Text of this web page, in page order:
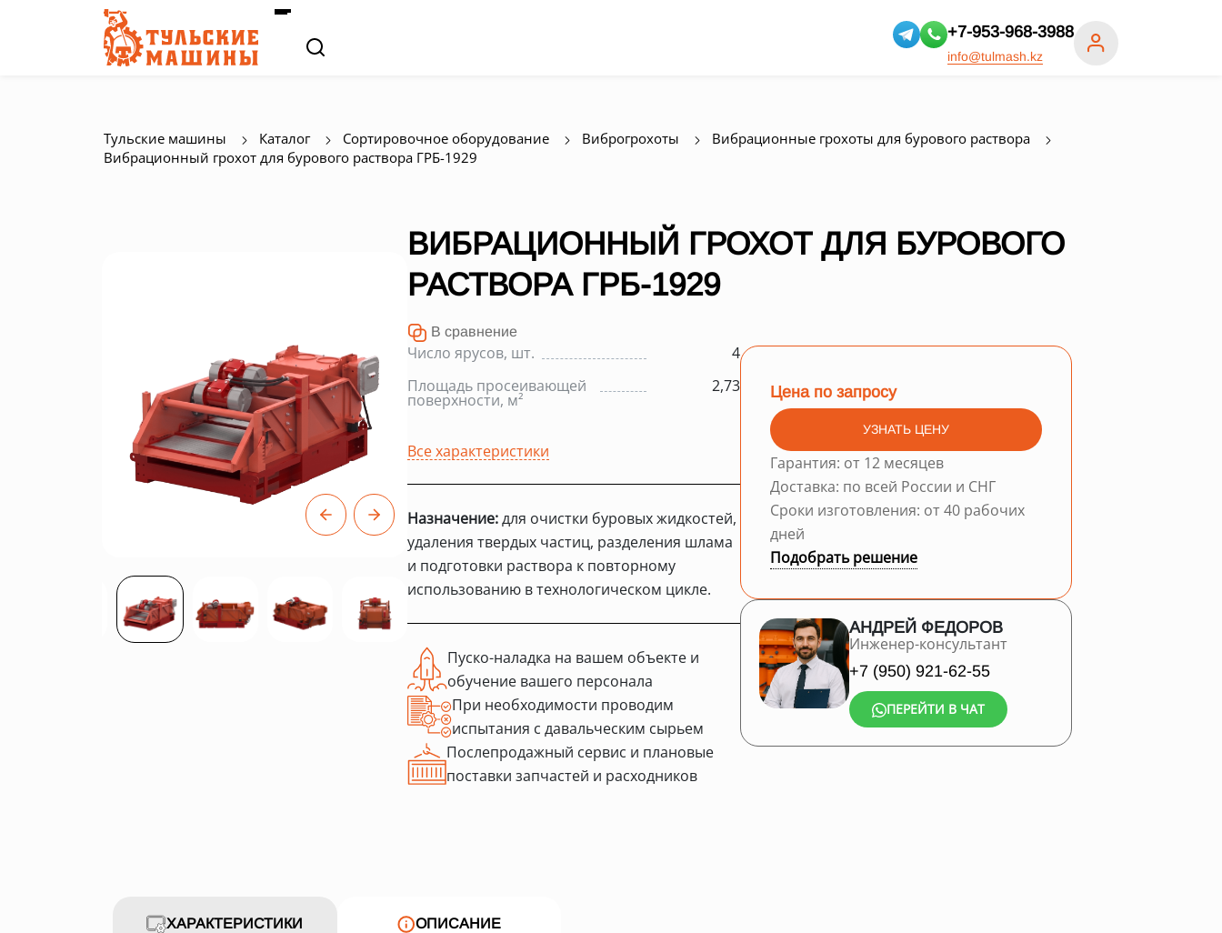
+7-953-968-3988
info@tulmash.kz
Тульские машины Каталог Сортировочное оборудование Виброгрохоты
Вибрационные грохоты для бурового раствора
Вибрационный грохот для бурового раствора ГРБ-1929
ВИБРАЦИОННЫЙ ГРОХОТ ДЛЯ БУРОВОГО
РАСТВОРА ГРБ-1929
В сравнение
Число ярусов, шт.
4
Площадь просеивающей
поверхности, м²
2,73
Все характеристики
Назначение:для очистки буровых жидкостей,
удаления твердых частиц, разделения шлама
и подготовки раствора к повторному
использованию в технологическом цикле.
Пуско-наладка на вашем объекте и
обучение вашего персонала
При необходимости проводим
испытания с давальческим сырьем
Послепродажный сервис и плановые
поставки запчастей и расходников
Цена по запросу
УЗНАТЬ ЦЕНУ
Гарантия: от 12 месяцев
Доставка: по всей России и СНГ
Сроки изготовления: от 40 рабочих
дней
Подобрать решение
АНДРЕЙ ФЕДОРОВ
Инженер-консультант
+7 (950) 921-62-55
ПЕРЕЙТИ В ЧАТ
ХАРАКТЕРИСТИКИ ОПИСАНИЕ